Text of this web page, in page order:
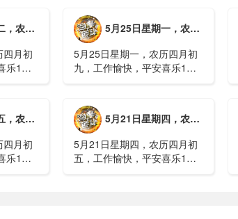
遇
、近亿
家科技进步一等奖！同济大学
为纳米制造铸就“精准标尺”3、
四川宜宾高......
快，平安喜乐
四月初
乐1、
人飞
自主快
5月25日星期一，农历四月初九，工作愉快，平安喜乐
5月25日星期一，农历四月初
九，工作愉快，平安喜乐1、
接2、山洪等地质灾害风险
大，重庆永川连续暴雨已致17
人失联，1人......
快，平安喜乐
四月初
乐1、
5月21日星期四，农历四月初五，工作愉快，平安喜乐
5月21日星期四，农历四月初
五，工作愉快，平安喜乐1、